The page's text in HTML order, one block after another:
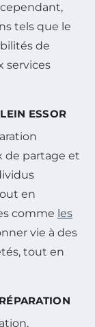
tels que le
de
services
ESSOR
de partage et
en
comme les
vie à des
tout en